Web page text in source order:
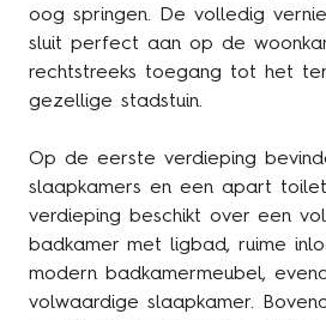
oog springen. De volledig
sluit perfect aan op de
rechtstreeks toegang tot het
gezellige stadstuin.
Op de eerste verdieping
slaapkamers en een apart
verdieping beschikt over een
badkamer met ligbad, ruime
modern badkamermeubel,
volwaardige slaapkamer.